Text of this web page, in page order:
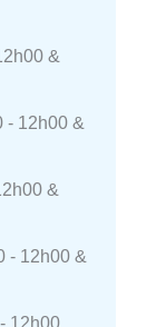
&
- 12h00 &
&
- 12h00 &
12h00